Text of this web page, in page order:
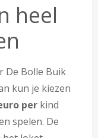
heel
De Bolle Buik
kun je kiezen
perkind
spelen. De